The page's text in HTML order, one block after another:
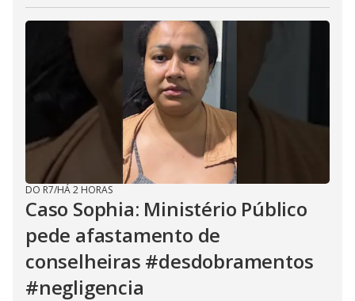
DO R7/HÁ 2 HORAS
Caso Sophia: Ministério Público
pede afastamento de
conselheiras #desdobramentos
#negligencia